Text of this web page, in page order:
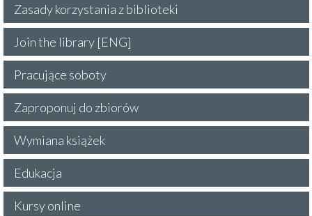
Zasady korzystania z biblioteki
Join the library [ENG]
Pracujące soboty
Zaproponuj do zbiorów
Wymiana książek
Edukacja
Kursy online